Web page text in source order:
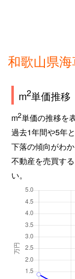
和歌山県
m2単価推移
m2単価の推移を
過去1年間や5年
下落の傾向がわか
不動産を売買す
い。